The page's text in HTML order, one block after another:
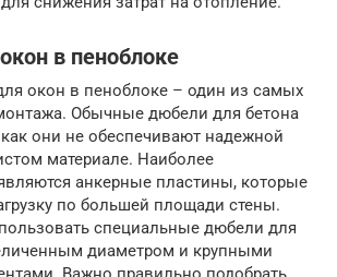
в пеноблоке
окон в пеноблоке – один из самых
Обычные дюбели для бетона
как они не обеспечивают надежной
материале. Наиболее
анкерные пластины, которые
по большей площади стены.
специальные дюбели для
диаметром и крупными